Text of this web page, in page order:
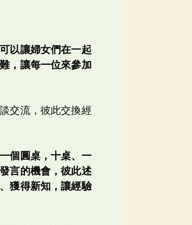
以讓婦女們在一起
，讓每一位來參加
交流，彼此交換經
個圓桌，十桌、一
言的機會，彼此述
獲得新知，讓經驗